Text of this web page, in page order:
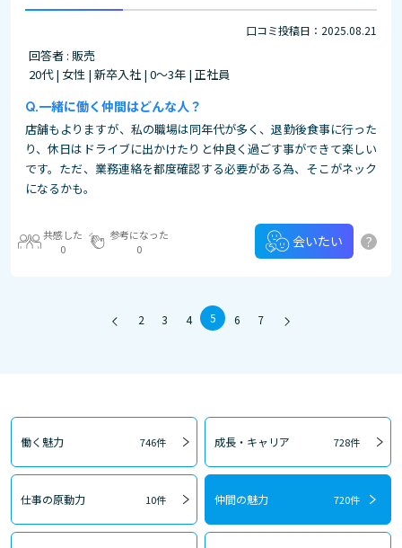
口コミ投稿日：2025.08.21
回答者 : 販売
20代 | 女性 | 新卒入社 | 0～3年 | 正社員
一緒に働く仲間はどんな人？
店舗もよりますが、私の職場は同年代が多く、退勤後食事に行った
り、休日はドライブに出かけたりと仲良く過ごす事ができて楽しい
です。ただ、業務連絡を都度確認する必要がある為、そこがネック
になるかも。
共感した
0
参考になった
0
会いたい ?
2 3 4 5 6 7
働く魅力 746件 成長・キャリア 728件
仕事の原動力 10件 仲間の魅力 720件